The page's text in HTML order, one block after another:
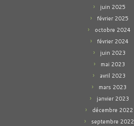
juin 2025
février 2025
octobre 2024
février 2024
juin 2023
mai 2023
avril 2023
mars 2023
janvier 2023
décembre 2022
septembre 2022